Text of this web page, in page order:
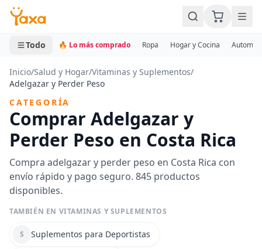
MINI CARRITO
0 productos
Todo 🔥 Lo más comprado Ropa Hogar y Cocina
Inicio/Salud y Hogar/Vitaminas y Suplementos/
Adelgazar y Perder Peso
CATEGORÍA
Comprar Adelgazar y
Perder Peso en Costa Rica
Compra adelgazar y perder peso en Costa Rica con
envío rápido y pago seguro. 845 productos
disponibles.
TAMBIÉN EN VITAMINAS Y SUPLEMENTOS
S Suplementos para Deportistas